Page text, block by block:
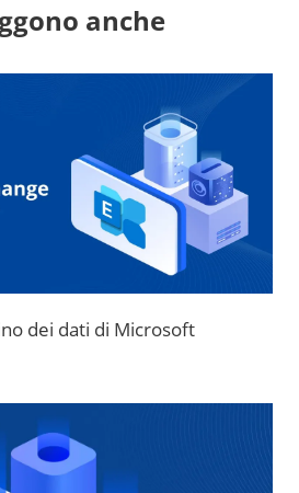
anche
dei dati di Microsoft